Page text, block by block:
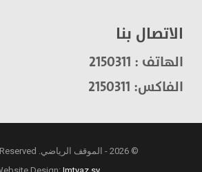
الاتصال بنا
الهاتف : 2150311
الفاكس: 2150311
© 2026 - الموقف الرياضي. All Rights Reserved.